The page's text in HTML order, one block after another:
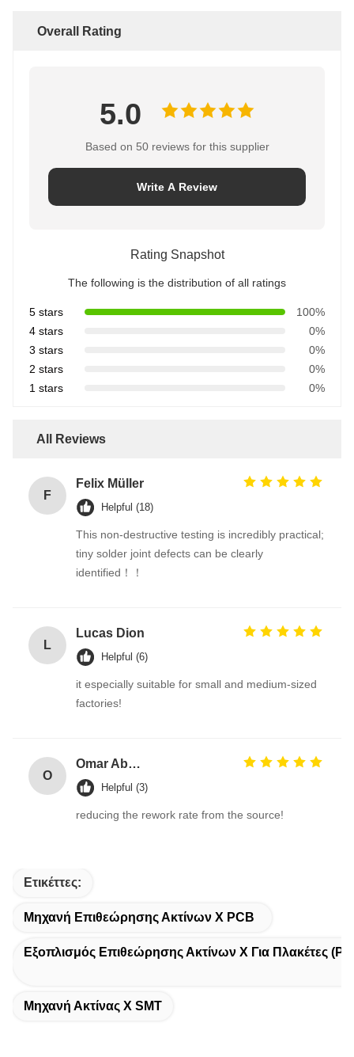
Overall Rating
5.0
Based on 50 reviews for this supplier
Write A Review
Rating Snapshot
The following is the distribution of all ratings
5 stars
100%
4 stars
0%
3 stars
0%
2 stars
0%
1 stars
0%
All Reviews
F
Felix Müller
Helpful (18)
This non-destructive testing is incredibly practical;
tiny solder joint defects can be clearly
identified！！
L
Lucas Dion
Helpful (6)
it especially suitable for small and medium-sized
factories!
O
Omar Abdullah
Helpful (3)
reducing the rework rate from the source!
Ετικέττες:
Μηχανή Επιθεώρησης Ακτίνων Χ PCB
Εξοπλισμός Επιθεώρησης Ακτίνων Χ Για Πλακέτες
Μηχανή Ακτίνας X SMT